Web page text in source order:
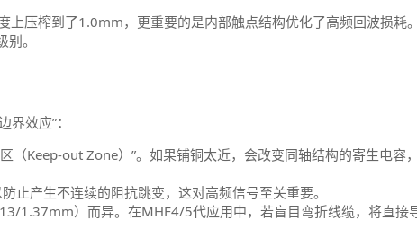
压榨到了1.0mm，更重要的是内部触点结构优化了高频回波损耗
。
效应”：
（Keep-out Zone）”。如果铺铜太近，会改变同轴结构的寄生电容
止产生不连续的阻抗跳变，这对高频信号至关重要。
1.37mm）而异。在MHF4/5代应用中，若盲目弯折线缆，将直接